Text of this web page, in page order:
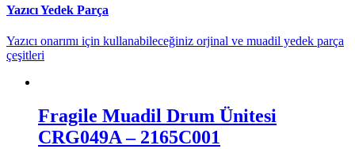
Yazıcı Yedek Parça
Yazıcı onarımı için kullanabileceğiniz orjinal ve muadil yedek parça
çeşitleri
Fragile Muadil Drum Ünitesi
CRG049A – 2165C001